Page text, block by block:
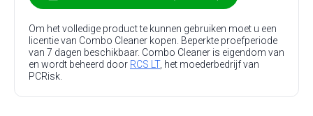
Om het volledige product te kunnen gebruiken moet u een
licentie van Combo Cleaner kopen. Beperkte proefperiode
van 7 dagen beschikbaar. Combo Cleaner is eigendom van
en wordt beheerd door RCS LT, het moederbedrijf van
PCRisk.